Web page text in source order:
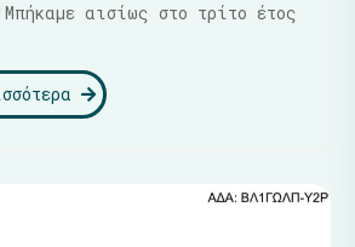
αισίως στο τρίτο έτος